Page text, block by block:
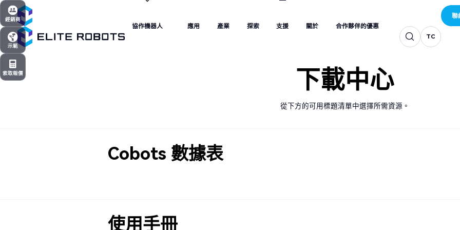
經銷商
經銷商
示範
示範
索取報價
協作機器人
應用
產業
探索
支援
關於
合作夥伴的優惠
TC
TC
TC
TC
TC
聯
聯
下載中心
從下方的可用標題清單中選擇所需資源。
Cobots 數據表
使用手冊